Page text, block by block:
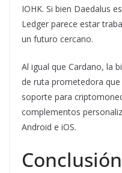
IOHK. Si bien Daedalus
Ledger parece estar
un futuro cercano.
Al igual que Cardano, la
de ruta prometedora
soporte para
complementos
Android e iOS.
Conclusión